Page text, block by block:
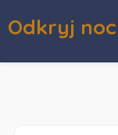
Odkryj